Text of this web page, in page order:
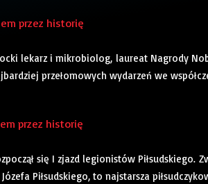
przez historię
lekarz i mikrobiolog, laureat Nagrody
przełomowych wydarzeń we
przez historię
się I zjazd legionistów Piłsudskiego.
Piłsudskiego, to najstarsza